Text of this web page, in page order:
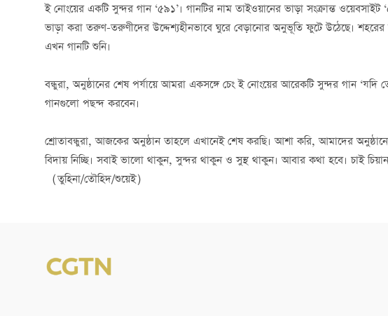
ই নোংয়ের একটি সুন্দর গান ‘৫৯১’। গানটির নাম তাইওয়ানের ভাড়া সংক্রান্ত ওয়েবসাইট
ভাড়া করা তরুণ-তরুণীদের উদ্দেশ্যহীনভাবে ঘুরে বেড়ানোর অনুভূতি ফুটে উঠেছে।
এখন গানটি শুনি।
বন্ধুরা, অনুষ্ঠানের শেষ পর্যায়ে আমরা একসঙ্গে চেং ই নোংয়ের আরেকটি সুন্দর গান
গানগুলো পছন্দ করবেন।
শ্রোতাবন্ধুরা, আজকের অনুষ্ঠান তাহলে এখানেই শেষ করছি। আশা করি, আমাদের
বিদায় নিচ্ছি। সবাই ভালো থাকুন, সুন্দর থাকুন ও সুস্থ থাকুন। আবার কথা হবে। চাই
（তুহিনা/তৌহিদ/শুয়েই）